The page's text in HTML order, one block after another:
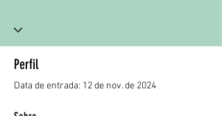
Perfil
Data de entrada: 12 de nov. de 2024